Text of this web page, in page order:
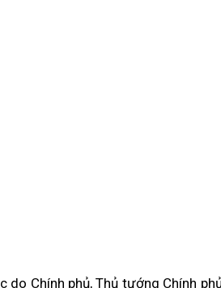
do Chính phủ, Thủ tướng Chính